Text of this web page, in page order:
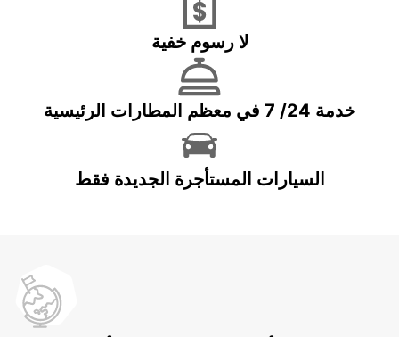
لا رسوم خفية
خدمة 24/ 7 في معظم المطارات الرئيسية
السيارات المستأجرة الجديدة فقط